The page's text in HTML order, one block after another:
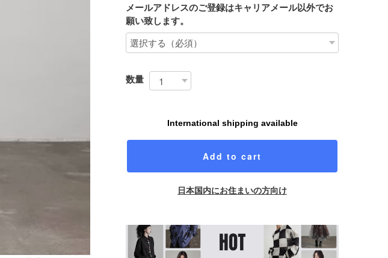
メールアドレスのご登録はキャリアメール以外でお
願い致します。
数量
International shipping available
Add to cart
日本国内にお住まいの方向け